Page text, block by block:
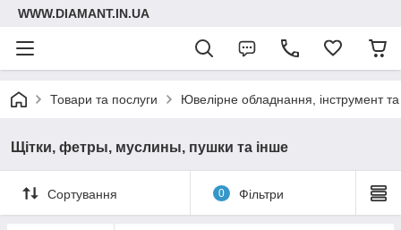
WWW.DIAMANT.IN.UA
Товари та послуги Ювелірне обладнання, інструмент та
Щітки, фетры, муслины, пушки та інше
Сортування 0 Фільтри